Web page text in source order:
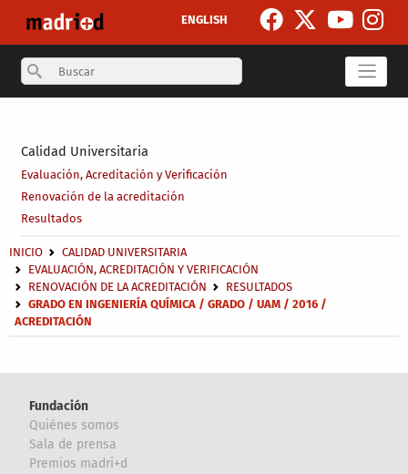
ENGLISH
Search
Calidad Universitaria
Evaluación, Acreditación y Verificación
Renovación de la acreditación
Resultados
Sobrescribir enlaces de ayuda a la navegación
INICIO
CALIDAD UNIVERSITARIA
EVALUACIÓN, ACREDITACIÓN Y VERIFICACIÓN
RENOVACIÓN DE LA ACREDITACIÓN
RESULTADOS
GRADO EN INGENIERÍA QUÍMICA / GRADO / UAM / 2016 /
ACREDITACIÓN
Fundación
Quiénes somos
Sala de prensa
Premios madri+d